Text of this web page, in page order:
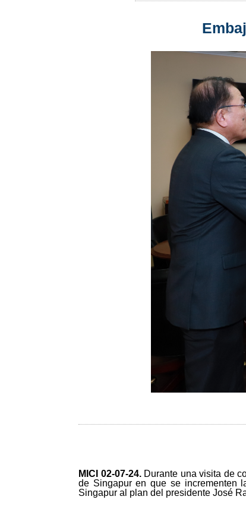
MICI 02-07-24. Durante una visita de
de Singapur en que se incrementen
Singapur al plan del presidente José